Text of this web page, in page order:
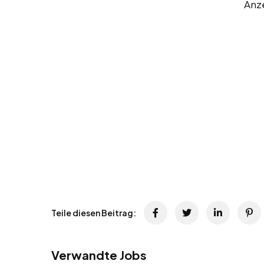
Teile diesen Beitrag:
Verwandte Jobs